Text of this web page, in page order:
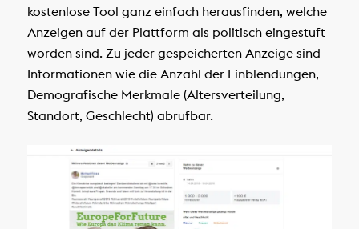
kostenlose Tool ganz einfach herausfinden, welche
Anzeigen auf der Plattform als politisch eingestuft
worden sind. Zu jeder gespeicherten Anzeige sind
Informationen wie die Anzahl der Einblendungen,
Demografische Merkmale (Altersverteilung,
Standort, Geschlecht) abrufbar.